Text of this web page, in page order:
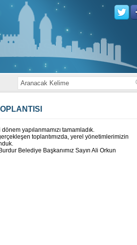
yapılanmamızı tamamladık.
toplantımızda, yerel yönetimlerimizin
Belediye Başkanımız Sayın Ali Orkun